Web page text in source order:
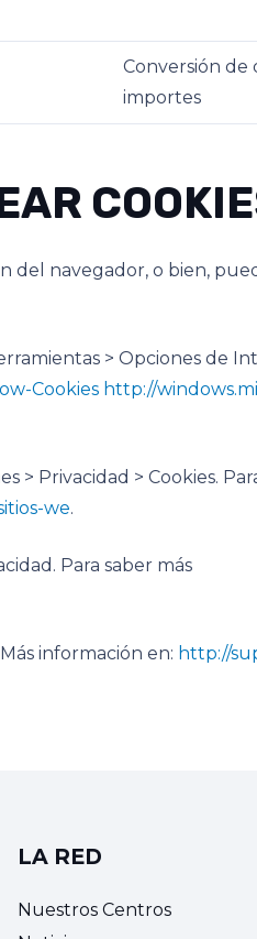
Conversión de
importes
del navegador, o bien,
> Opciones de
Cookies http://
> Privacidad > Cookies.
we.
Para saber más
información en: http://
LA RED
Nuestros Centros